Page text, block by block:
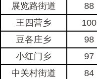
展览路街道 88
王四营乡
100
豆各庄乡
98
小红门乡 97
中关村街道
84